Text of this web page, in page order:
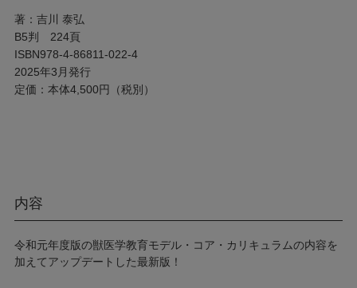
著：吉川 泰弘
B5判 224頁
ISBN978-4-86811-022-4
2025年3月発行
定価：本体4,500円（税別）
内容
令和元年度版の獣医学教育モデル・コア・カリキュラムの内容を
加えてアップデートした最新版！